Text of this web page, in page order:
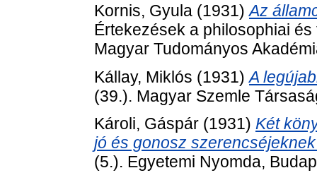
Kornis, Gyula (1931)Az
Értekezések a philosophiai
Magyar Tudományos
Kállay, Miklós (1931)A
(39.). Magyar Szemle
Károli, Gáspár (1931) Két
jó és gonosz
(5.). Egyetemi Nyomda,